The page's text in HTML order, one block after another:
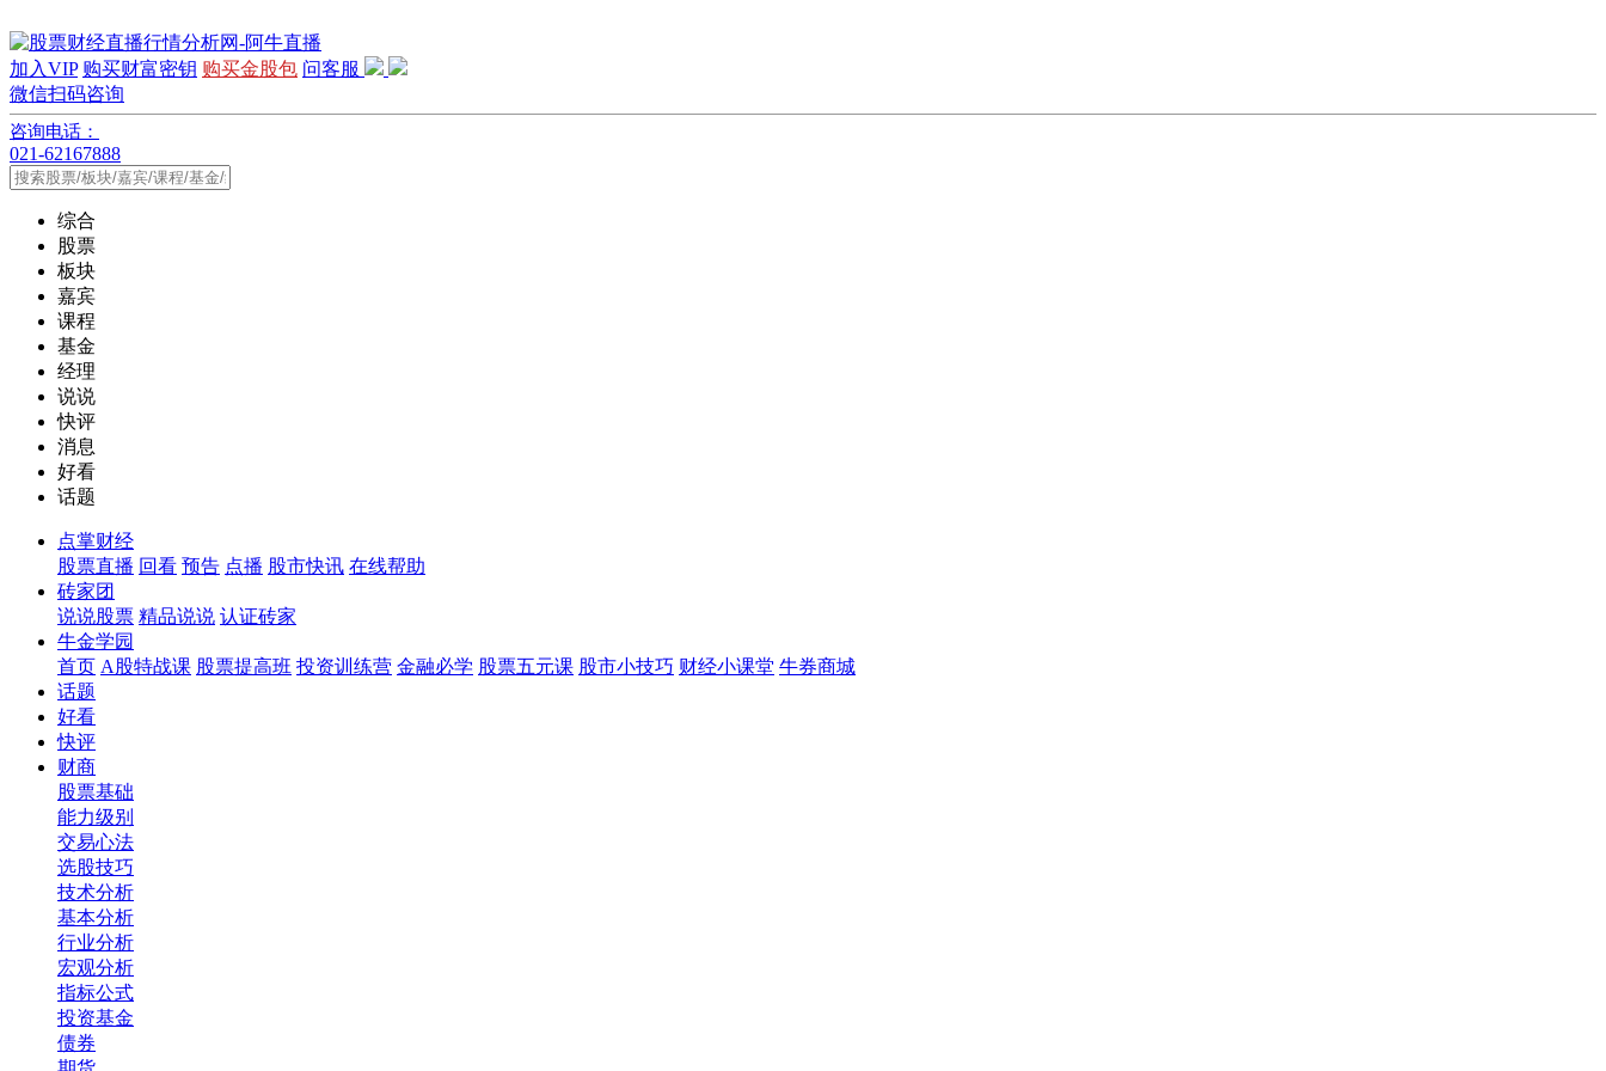
加入VIP 购买财富密钥 购买金股包 问客服
微信扫码咨询
咨询电话：
021-62167888
综合
股票
板块
嘉宾
课程
基金
经理
说说
快评
消息
好看
话题
点掌财经
股票直播 回看 预告 点播 股市快讯 在线帮助
砖家团
说说股票 精品说说 认证砖家
牛金学园
首页 A股特战课 股票提高班 投资训练营 金融必学 股票五元课 股市小技巧 财经小课堂 牛券商城
话题
好看
快评
财商
股票基础
能力级别
交易心法
选股技巧
技术分析
基本分析
行业分析
宏观分析
指标公式
投资基金
债券